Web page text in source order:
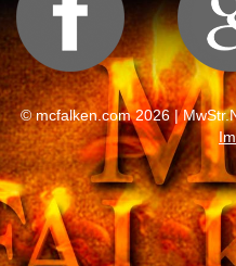
© mcfalken.com 2026 |